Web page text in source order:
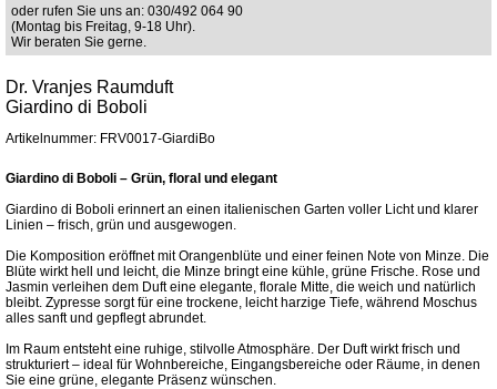
oder rufen Sie uns an: 030/492 064 90
(Montag bis Freitag, 9-18 Uhr).
Wir beraten Sie gerne.
Dr. Vranjes Raumduft
Giardino di Boboli
Artikelnummer: FRV0017-GiardiBo
Giardino di Boboli – Grün, floral und elegant
Giardino di Boboli erinnert an einen italienischen Garten voller Licht und klarer
Linien – frisch, grün und ausgewogen.
Die Komposition eröffnet mit Orangenblüte und einer feinen Note von Minze. Die
Blüte wirkt hell und leicht, die Minze bringt eine kühle, grüne Frische. Rose und
Jasmin verleihen dem Duft eine elegante, florale Mitte, die weich und natürlich
bleibt. Zypresse sorgt für eine trockene, leicht harzige Tiefe, während Moschus
alles sanft und gepflegt abrundet.
Im Raum entsteht eine ruhige, stilvolle Atmosphäre. Der Duft wirkt frisch und
strukturiert – ideal für Wohnbereiche, Eingangsbereiche oder Räume, in denen
Sie eine grüne, elegante Präsenz wünschen.